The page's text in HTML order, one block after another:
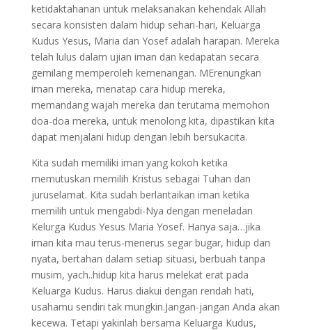
ketidaktahanan untuk melaksanakan kehendak Allah
secara konsisten dalam hidup sehari-hari, Keluarga
Kudus Yesus, Maria dan Yosef adalah harapan. Mereka
telah lulus dalam ujian iman dan kedapatan secara
gemilang memperoleh kemenangan. MErenungkan
iman mereka, menatap cara hidup mereka,
memandang wajah mereka dan terutama memohon
doa-doa mereka, untuk menolong kita, dipastikan kita
dapat menjalani hidup dengan lebih bersukacita.
Kita sudah memiliki iman yang kokoh ketika
memutuskan memilih Kristus sebagai Tuhan dan
juruselamat. Kita sudah berlantaikan iman ketika
memilih untuk mengabdi-Nya dengan meneladan
Kelurga Kudus Yesus Maria Yosef. Hanya saja…jika
iman kita mau terus-menerus segar bugar, hidup dan
nyata, bertahan dalam setiap situasi, berbuah tanpa
musim, yach..hidup kita harus melekat erat pada
Keluarga Kudus. Harus diakui dengan rendah hati,
usahamu sendiri tak mungkin.Jangan-jangan Anda akan
kecewa. Tetapi yakinlah bersama Keluarga Kudus,